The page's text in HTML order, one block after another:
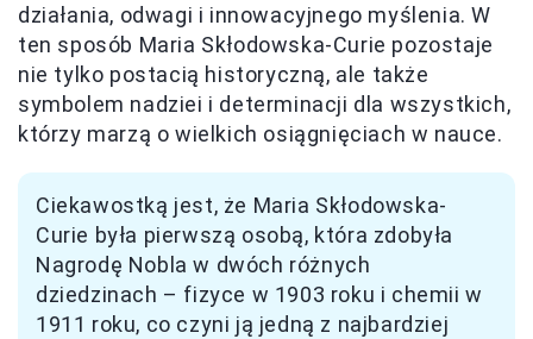
działania, odwagi i innowacyjnego myślenia. W
ten sposób Maria Skłodowska-Curie pozostaje
nie tylko postacią historyczną, ale także
symbolem nadziei i determinacji dla wszystkich,
którzy marzą o wielkich osiągnięciach w nauce.
Ciekawostką jest, że Maria Skłodowska-
Curie była pierwszą osobą, która zdobyła
Nagrodę Nobla w dwóch różnych
dziedzinach – fizyce w 1903 roku i chemii w
1911 roku, co czyni ją jedną z najbardziej